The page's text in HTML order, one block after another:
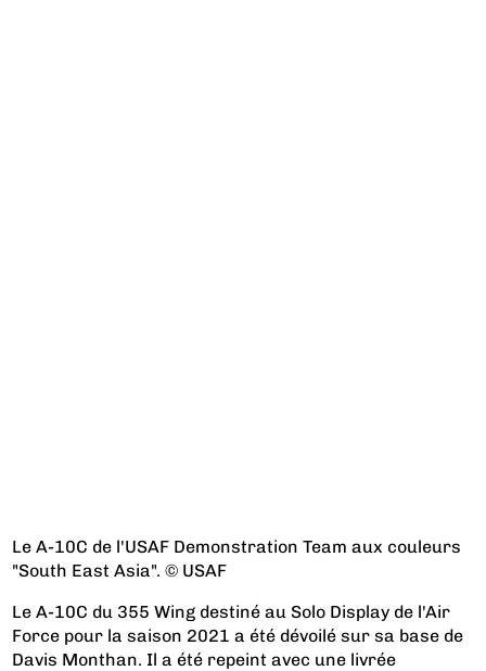
Le A-10C de l'USAF Demonstration Team aux couleurs
"South East Asia". © USAF
Le A-10C du 355 Wing destiné au Solo Display de l'Air
Force pour la saison 2021 a été dévoilé sur sa base de
Davis Monthan. Il a été repeint avec une livrée